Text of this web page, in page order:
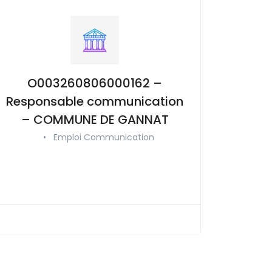
O003260806000162 –
Responsable communication
– COMMUNE DE GANNAT
• Emploi Communication